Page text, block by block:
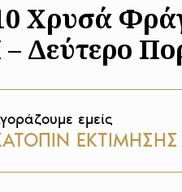
Χρυσά
– Δεύτερο
εμείς
ΕΚΤΙΜΗΣΗΣ